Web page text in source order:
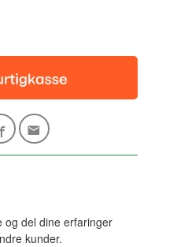
og del dine erfaringer
kunder.